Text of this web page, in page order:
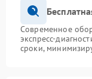
Современное
экспресс-
сроки,